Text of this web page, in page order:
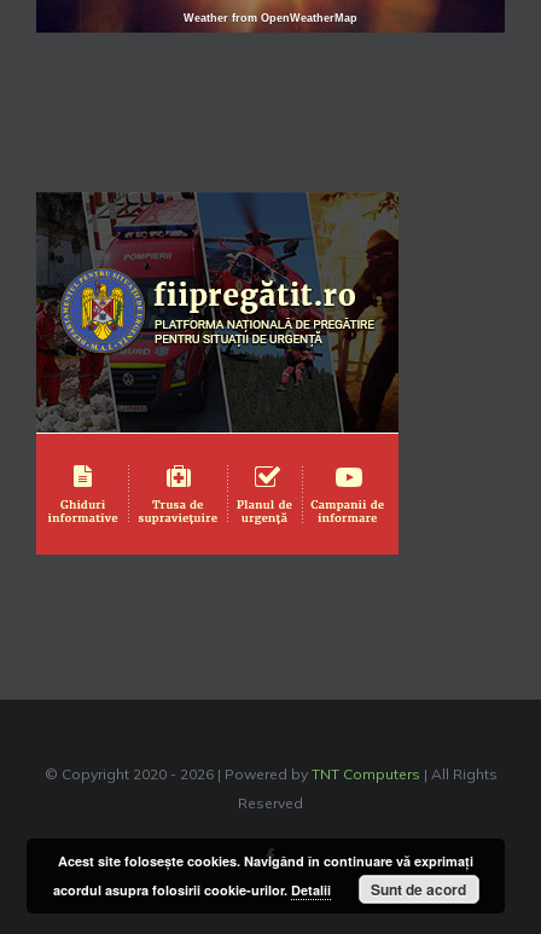
Weather from OpenWeatherMap
© Copyright 2020 - 2026 | Powered by TNT Computers | All Rights
Reserved
Facebook
Acest site foloseşte cookies. Navigând în continuare vă exprimaţi
acordul asupra folosirii cookie-urilor. Detalii Sunt de acord